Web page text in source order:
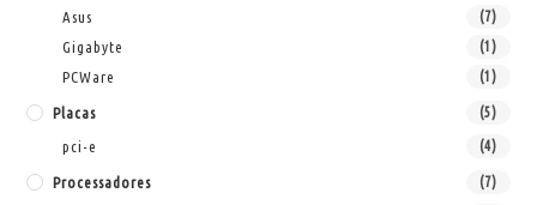
Asus (7)
Gigabyte (1)
PCWare (1)
Placas (5)
pci-e (4)
Processadores (7)